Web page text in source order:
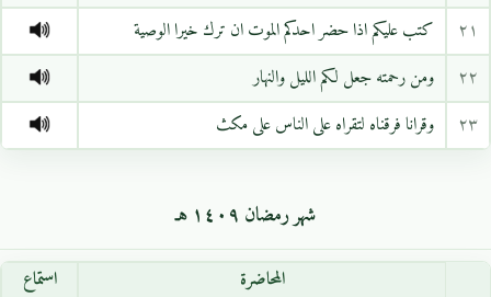
٢١
كتب عليكم اذا حضر احدكم الموت ان ترك خيرا الوصية
٢٢
ومن رحمته جعل لكم الليل والنهار
٢٣
وقرانا فرقناه لتقراه على الناس على مكث
شهر رمضان ١٤٠٩ هـ
المحاضرة
استماع